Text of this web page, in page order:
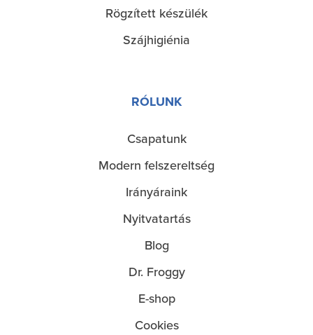
Rögzített készülék
Szájhigiénia
RÓLUNK
Csapatunk
Modern felszereltség
Irányáraink
Nyitvatartás
Blog
Dr. Froggy
E-shop
Cookies